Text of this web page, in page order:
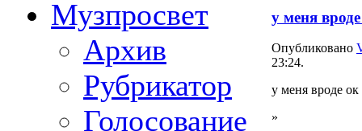
Музпросвет
Архив
Рубрикатор
Голосование
у меня
Опубликовано
23:24.
у меня вроде ок
»